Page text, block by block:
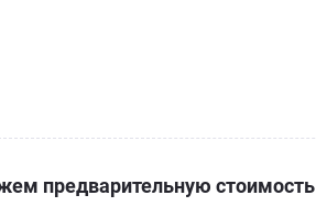
предварительную стоимость